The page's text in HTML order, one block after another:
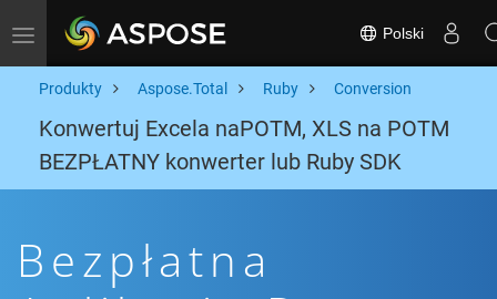
Toggle navigation Polski
Produkty Aspose.Total Ruby Conversion
Konwertuj Excela naPOTM, XLS na POTM
BEZPŁATNY konwerter lub Ruby SDK
Bezpłatna